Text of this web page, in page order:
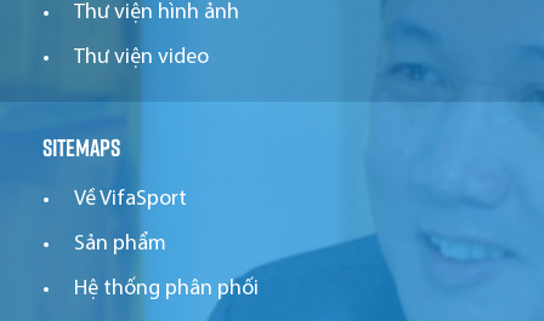
Thư viện hình ảnh
Thư viện video
Sitemaps
Về VifaSport
Sản phẩm
Hệ thống phân phối